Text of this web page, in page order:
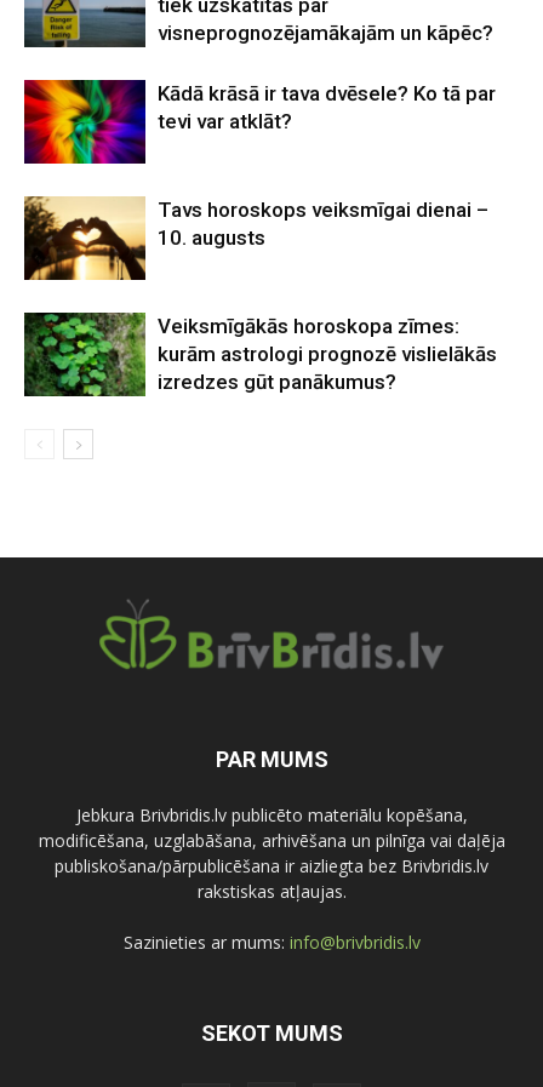
tiek uzskatītas par
visneprognozējamākajām un kāpēc?
Kādā krāsā ir tava dvēsele? Ko tā par
tevi var atklāt?
Tavs horoskops veiksmīgai dienai –
10. augusts
Veiksmīgākās horoskopa zīmes:
kurām astrologi prognozē vislielākās
izredzes gūt panākumus?
PAR MUMS
Jebkura Brivbridis.lv publicēto materiālu kopēšana,
modificēšana, uzglabāšana, arhivēšana un pilnīga vai daļēja
publiskošana/pārpublicēšana ir aizliegta bez Brivbridis.lv
rakstiskas atļaujas.
Sazinieties ar mums: info@brivbridis.lv
SEKOT MUMS